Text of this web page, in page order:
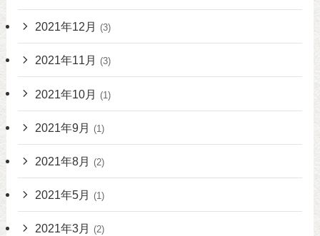
2021年12月 (3)
2021年11月 (3)
2021年10月 (1)
2021年9月 (1)
2021年8月 (2)
2021年5月 (1)
2021年3月 (2)